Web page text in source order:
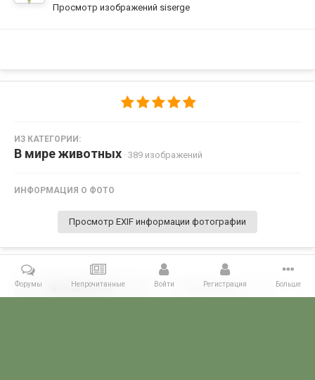
Просмотр изображений siserge
ИЗ КАТЕГОРИИ:
В мире животных · 389 изображений
ИНФОРМАЦИЯ О ФОТО
Просмотр EXIF информации фотографии
Поделиться Подписчики 0
Форумы Непрочитанные Войти Регистрация Больше